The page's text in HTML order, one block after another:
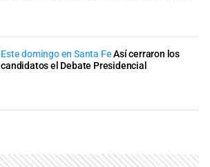
Este domingo en Santa FeAsí cerraron los
candidatos el Debate Presidencial